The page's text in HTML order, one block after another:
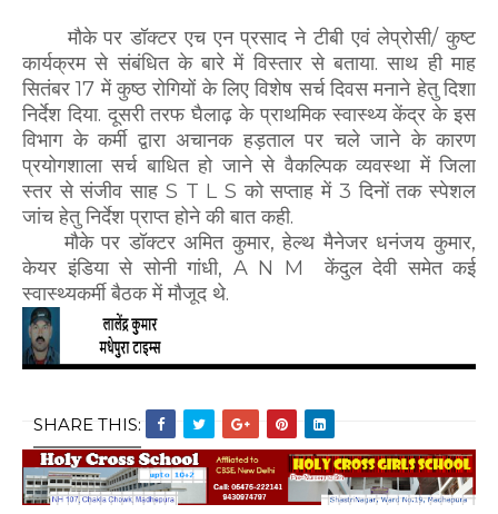
मौके पर डॉक्टर एच एन प्रसाद ने टीबी एवं लेप्रोसी/ कुष्ट
कार्यक्रम से संबंधित के बारे में विस्तार से बताया. साथ ही माह
सितंबर 17 में कुष्ठ रोगियों के लिए विशेष सर्च दिवस मनाने हेतु दिशा
निर्देश दिया. दूसरी तरफ घैलाढ़ के प्राथमिक स्वास्थ्य केंद्र के इस
विभाग के कर्मी द्वारा अचानक हड़ताल पर चले जाने के कारण
प्रयोगशाला सर्च बाधित हो जाने से वैकल्पिक व्यवस्था में जिला
स्तर से संजीव साह S T L S को सप्ताह में 3 दिनों तक स्पेशल
जांच हेतु निर्देश प्राप्त होने की बात कही.
मौके पर डॉक्टर अमित कुमार, हेल्थ मैनेजर धनंजय कुमार,
केयर इंडिया से सोनी गांधी, A N M केंदुल देवी समेत कई
स्वास्थ्यकर्मी बैठक में मौजूद थे.
SHARE THIS: